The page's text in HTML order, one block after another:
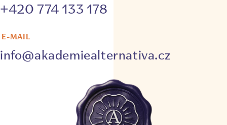
+420 774 133 178
E-MAIL
info@akademiealternativa.cz